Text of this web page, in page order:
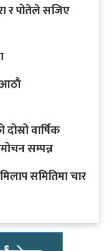
र पोतेले सजिए
वार्षिक
सम्पन्न
समितिमा चार